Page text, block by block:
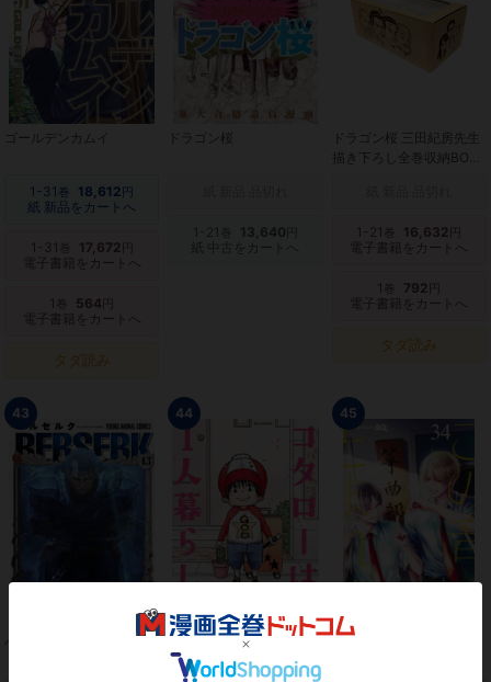
ゴールデンカムイ
1-31 巻 18,612 円
紙 新品をカートへ
1-31 17,672
電子書籍をカートへ
1 564
電子書籍をカートへ
タダ読み
ドラゴン桜
1-21 13,640
紙 中古をカートへ
ドラゴン桜 三田紀房先生
描き下ろし全巻収納BOX
1-21 16,632
電子書籍をカートへ
1 792
電子書籍をカートへ
タダ読み
43 44
コタローは1人暮らし
45